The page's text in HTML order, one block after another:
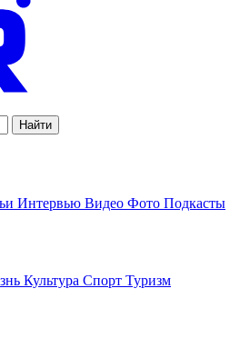
Найти
Интервью Видео Фото Подкасты
Культура Спорт Туризм